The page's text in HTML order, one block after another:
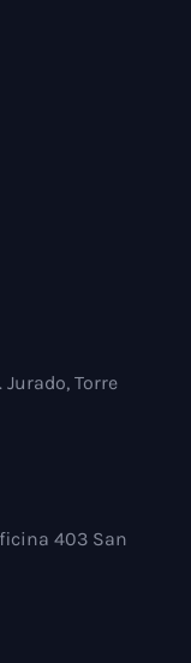
Torre
403 San